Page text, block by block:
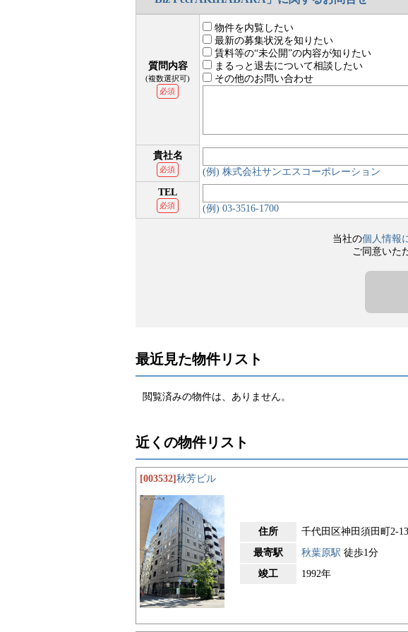
質問内容
(複数選択可)
必須
物件を内覧したい
最新の募集状況を知りたい
賃料等の“未公開”の内容が知りたい
まるっと退去について相談したい
その他のお問い合わせ
貴社名
必須 (例) 株式会社サンエスコーポレーション
TEL
必須 (例) 03-3516-1700
当社の個人情報
ご同意いた
最近見た物件リスト
閲覧済みの物件は、ありません。
近くの物件リスト
[003532] 秋芳ビル
住所
千代田区神田須田町2-
最寄駅
秋葉原駅 徒歩1分
竣工
1992年